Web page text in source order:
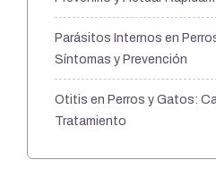
Parásitos Internos en
Síntomas y Prevención
Otitis en Perros y Gatos:
Tratamiento